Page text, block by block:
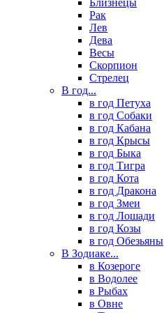
Близнецы
Рак
Лев
Дева
Весы
Скорпион
Стрелец
В год...
в год Петуха
в год Собаки
в год Кабана
в год Крысы
в год Быка
в год Тигра
в год Кота
в год Дракона
в год Змеи
в год Лошади
в год Козы
в год Обезьяны
В Зодиаке...
в Козероге
в Водолее
в Рыбах
в Овне